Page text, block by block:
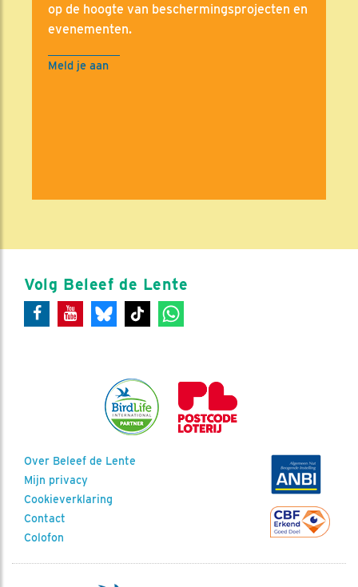
op de hoogte van beschermingsprojecten en
evenementen.
Meld je aan
Volg Beleef de Lente
Over Beleef de Lente
Mijn privacy
Cookieverklaring
Contact
Colofon